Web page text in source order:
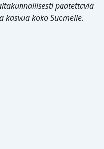
päätettäviä
kasvua koko Suomelle.